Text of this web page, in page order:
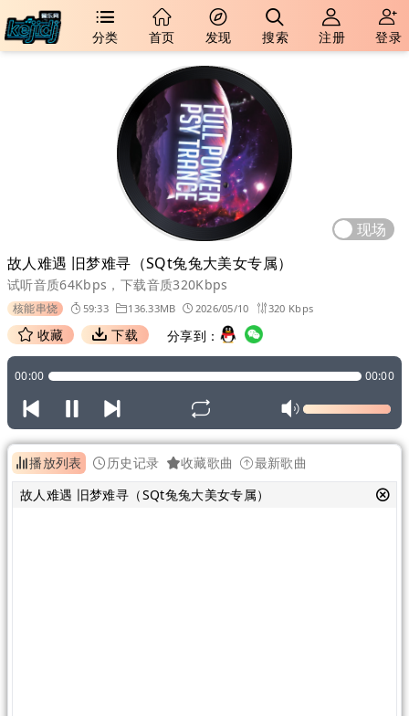
分类 首页 发现 搜索 注册 登录
现场
故人难遇 旧梦难寻（SQt兔兔大美女专属）
试听音质64Kbps，下载音质320Kbps
核能串烧 59:33 136.33MB 2026/05/10 320 Kbps
收藏 下载 分享到：
00:00 00:00
播放列表 历史记录 收藏歌曲
最新歌曲
故人难遇 旧梦难寻（SQt兔兔大美女专属）